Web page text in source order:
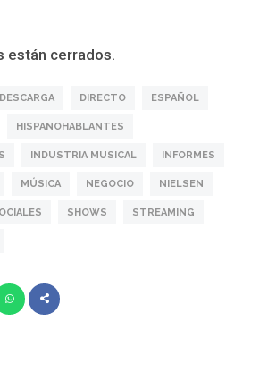
están cerrados.
DESCARGA DIRECTO ESPAÑOL
HISPANOHABLANTES
INDUSTRIA MUSICAL INFORMES
MÚSICA NEGOCIO NIELSEN
SHOWS STREAMING